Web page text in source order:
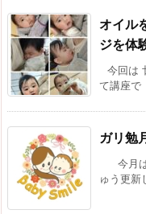
オイル
ジを体
今回は
て講座で
ガリ勉
今月
ゅう更新